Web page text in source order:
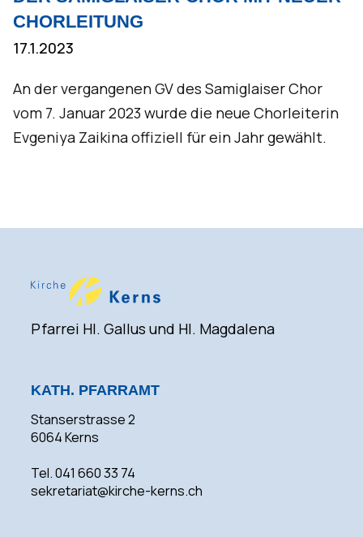
CHORLEITUNG
17.1.2023
An der vergangenen GV des Samiglaiser Chor
vom 7. Januar 2023 wurde die neue Chorleiterin
Evgeniya Zaikina offiziell für ein Jahr gewählt.
Pfarrei Hl. Gallus und Hl. Magdalena
KATH. PFARRAMT
Stanserstrasse 2
6064 Kerns
Tel. 041 660 33 74
sekretariat@kirche-kerns.ch